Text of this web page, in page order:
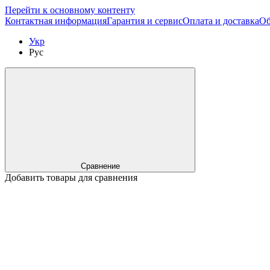
Перейти к основному контенту
Контактная информацияГарантия и сервисОплата и доставка
Укр
Рус
Сравнение
Добавить товары для сравнения